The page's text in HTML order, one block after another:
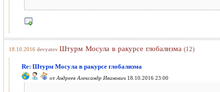
18.10.2016 devyatov Штурм Мосула в ракурсе глобализма (12)
Re: Штурм Мосула в ракурсе глобализма
от Андреев Александр Иванович 18.10.2016 23:00